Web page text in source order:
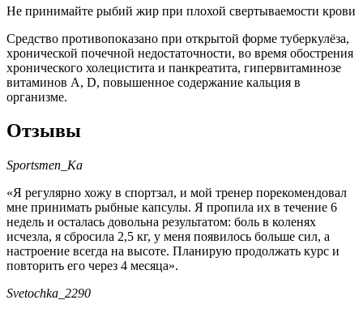
Не принимайте рыбий жир при плохой свертываемости крови
Средство противопоказано при открытой форме туберкулёза,
хронической почечной недостаточности, во время обострения
хронического холецистита и панкреатита, гипервитаминозе
витаминов A, D, повышенное содержание кальция в
организме.
Отзывы
Sportsmen_Ka
«Я регулярно хожу в спортзал, и мой тренер порекомендовал
мне принимать рыбные капсулы. Я пропила их в течение 6
недель и осталась довольна результатом: боль в коленях
исчезла, я сбросила 2,5 кг, у меня появилось больше сил, а
настроение всегда на высоте. Планирую продолжать курс и
повторить его через 4 месяца».
Svetochka_2290